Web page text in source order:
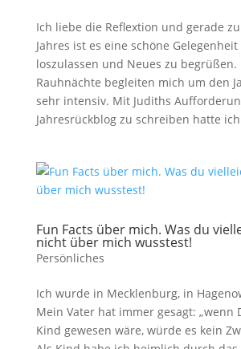
Ich liebe die Reflextion und gerade
Jahres ist es eine schöne Gelegenheit
loszulassen und Neues zu begrüßen.
Rauhnächte begleiten mich um den
sehr intensiv. Mit Judiths
Jahresrückblog zu schreiben hatte
Fun Facts über mich. Was du
nicht über mich wusstest!
Persönliches
Ich wurde in Mecklenburg, in
Mein Vater hat immer gesagt: „wenn
Kind gewesen wäre, würde es kein